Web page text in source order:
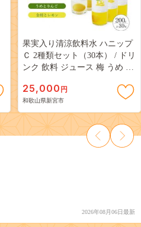
果実入り清涼飲料水 ハニップ
Ｃ 2種類セット（30本） / ドリ
ンク 飲料 ジュース 梅 うめ り
25,000 円
和歌山県新宮市
2026年08月06日最新